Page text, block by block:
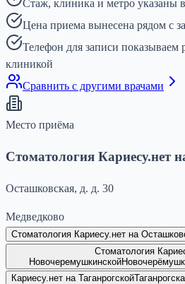
Стаж, клиника и метро указаны
Цена приема вынесена рядом с
Телефон для записи показываем
клиникой
Сравнить с другими врачами
Место приёма
Стоматология Кариесу.нет
Осташковская, д. д. 30
Медведково
Стоматология Кариесу.нет на
Стоматология
Новочеремушкинской
Кариесу.нет на Таганрогской